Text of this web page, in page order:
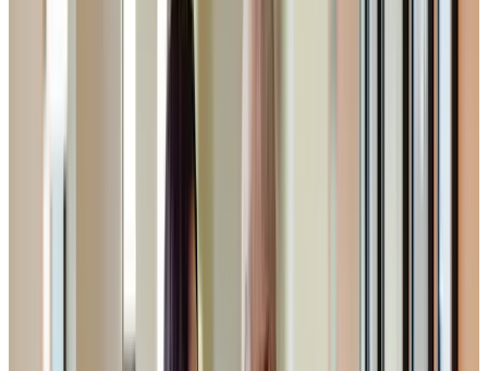
Accueil Chartwell L'Envol
d'hébergement
Options d'hébergement
Options d'hébergement
chez Chartwell L’Envol à
Cap-Rouge